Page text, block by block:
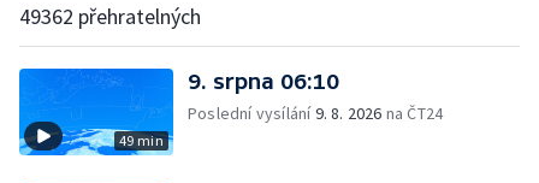
49362 přehratelných
49 min
9. srpna 06:10
Poslední vysílání9. 8. 2026 na ČT24